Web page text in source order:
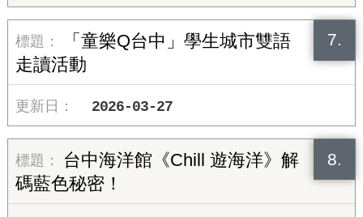
7.
「童樂Q台中」學生城市雙語
走讀活動
2026-03-27
8.
台中海洋館《Chill 遊海洋》解
碼藍色秘密！